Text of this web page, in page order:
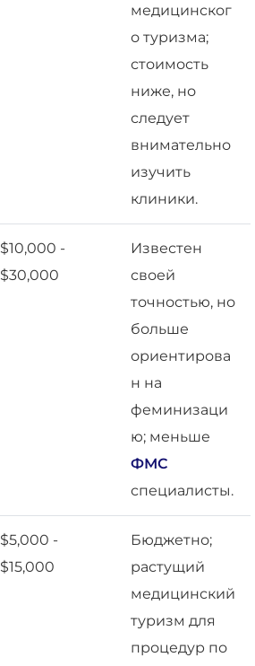
медицинског
о туризма;
стоимость
ниже, но
следует
внимательно
изучить
клиники.
$10,000 -
$30,000
Известен
своей
точностью, но
больше
ориентирова
н на
феминизаци
ю; меньше
ФМС
специалисты.
$5,000 -
$15,000
Бюджетно;
растущий
медицинский
туризм для
процедур по